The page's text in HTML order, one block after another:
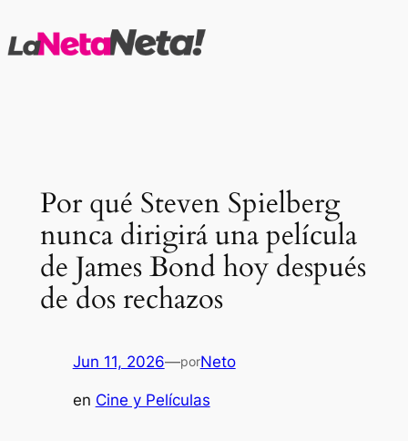
al
Por qué Steven Spielberg
nunca dirigirá una película
de James Bond hoy después
de dos rechazos
Jun 11, 2026—porNeto
en Cine y Películas